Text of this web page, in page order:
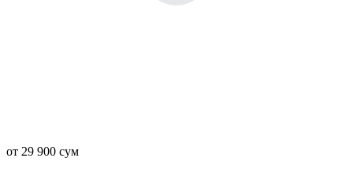
от 29 900 сум